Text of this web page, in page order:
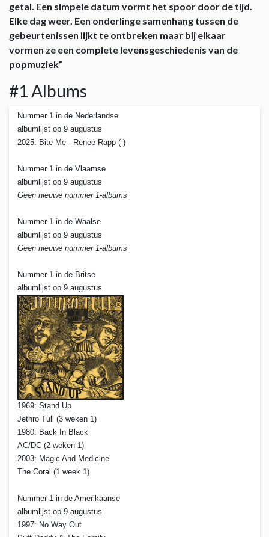
getal. Een simpele datum vormt het spoor door de tijd.
Elke dag weer. Een onderlinge samenhang tussen de
gebeurtenissen lijkt te ontbreken maar bij elkaar
vormen ze een complete levensgeschiedenis van de
popmuziek”
#1 Albums
Nummer 1 in de Nederlandse
albumlijst op 9 augustus
2025: Bite Me - Reneé Rapp (-)
Nummer 1 in de Vlaamse
albumlijst op 9 augustus
Geen nieuwe nummer 1-albums
Nummer 1 in de Waalse
albumlijst op 9 augustus
Geen nieuwe nummer 1-albums
Nummer 1 in de Britse
albumlijst op 9 augustus
1969: Stand Up
Jethro Tull (3 weken 1)
1980: Back In Black
AC/DC (2 weken 1)
2003: Magic And Medicine
The Coral (1 week 1)
Nummer 1 in de Amerikaanse
albumlijst op 9 augustus
1997: No Way Out